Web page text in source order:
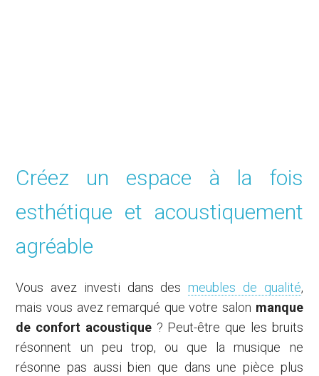
Créez un espace à la fois
esthétique et acoustiquement
agréable
Vous avez investi dans des meubles de qualité,
mais vous avez remarqué que votre salon manque
de confort acoustique? Peut-être que les bruits
résonnent un peu trop, ou que la musique ne
résonne pas aussi bien que dans une pièce plus